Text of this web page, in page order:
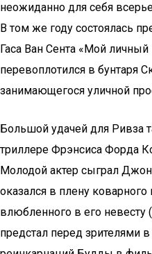
неожиданно для себя
В том же году состоялась
Гаса Ван Сента «Мой
перевоплотился в бунтаря
занимающегося уличной
Большой удачей для Ривза
триллере Фрэнсиса Форда
Молодой актер сыграл
оказался в плену
влюбленного в его
предстал перед зрителями